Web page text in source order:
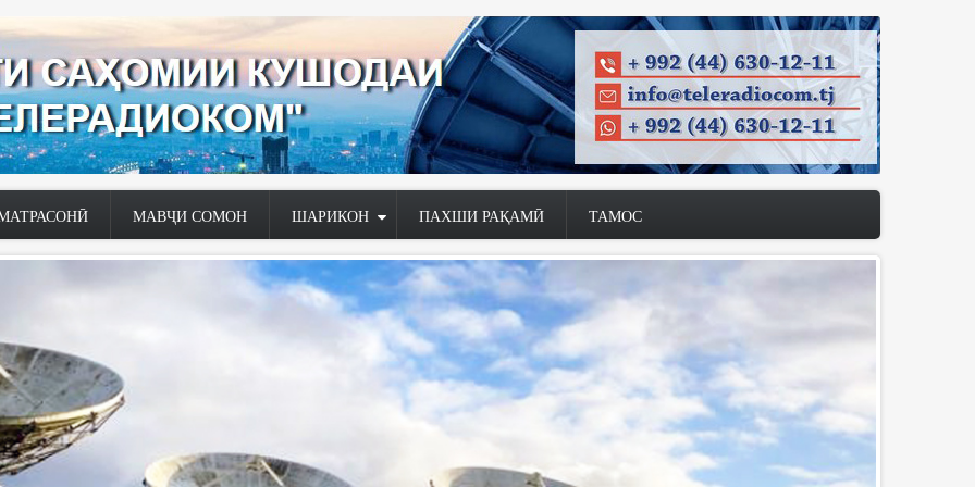
МАВҶИ СОМОН ШАРИКОН ПАХШИ РАҚАМӢ ТАМОС